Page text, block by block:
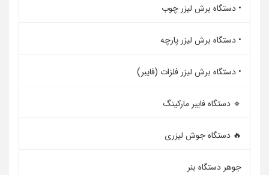
• دستگاه برش لیزر چوب
• دستگاه برش لیزر پارچه
• دستگاه برش لیزر فلزات (فایبر)
🔹 دستگاه فایبر مارکینگ
🔥 دستگاه جوش لیزری
جوهر دستگاه بنر